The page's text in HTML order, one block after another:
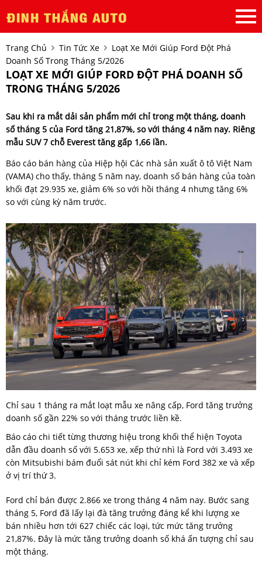
Trang Chủ Tin Tức Xe
Loạt Xe Mới Giúp Ford Đột Phá
Doanh Số Trong Tháng 5/2026
LOẠT XE MỚI GIÚP FORD ĐỘT PHÁ DOANH SỐ
TRONG THÁNG 5/2026
Sau khi ra mắt dải sản phẩm mới chỉ trong một tháng, doanh
số tháng 5 của Ford tăng 21,87%, so với tháng 4 năm nay. Riêng
mẫu SUV 7 chỗ Everest tăng gấp 1,66 lần.
Báo cáo bán hàng của Hiệp hội Các nhà sản xuất ô tô Việt Nam
(VAMA) cho thấy, tháng 5 năm nay, doanh số bán hàng của toàn
khối đạt 29.935 xe, giảm 6% so với hồi tháng 4 nhưng tăng 6%
so với cùng kỳ năm trước.
Chỉ sau 1 tháng ra mắt loạt mẫu xe nâng cấp, Ford tăng trưởng
doanh số gần 22% so với tháng trước liền kề.
Báo cáo chi tiết từng thương hiệu trong khối thể hiện Toyota
dẫn đầu doanh số với 5.653 xe, xếp thứ nhì là Ford với 3.493 xe
còn Mitsubishi bám đuổi sát nút khi chỉ kém Ford 382 xe và xếp
ở vị trí thứ 3.
Ford chỉ bán được 2.866 xe trong tháng 4 năm nay. Bước sang
tháng 5, Ford đã lấy lại đà tăng trưởng đáng kể khi lượng xe
bán nhiều hơn tới 627 chiếc các loại, tức mức tăng trưởng
21,87%. Đây là mức tăng trưởng doanh số khá ấn tượng chỉ sau
một tháng.